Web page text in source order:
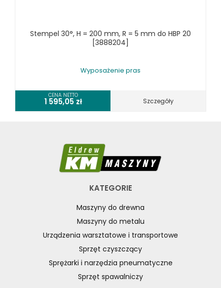
KOSZT DOSTAWY
Stempel 30°, H = 200 mm, R = 5 mm do HBP 20
[3888204]
Wyposażenie pras
CENA NETTO
1 595,05 zł Szczegóły
KATEGORIE
Maszyny do drewna
Maszyny do metalu
Urządzenia warsztatowe i transportowe
Sprzęt czyszczący
Sprężarki i narzędzia pneumatyczne
Sprzęt spawalniczy